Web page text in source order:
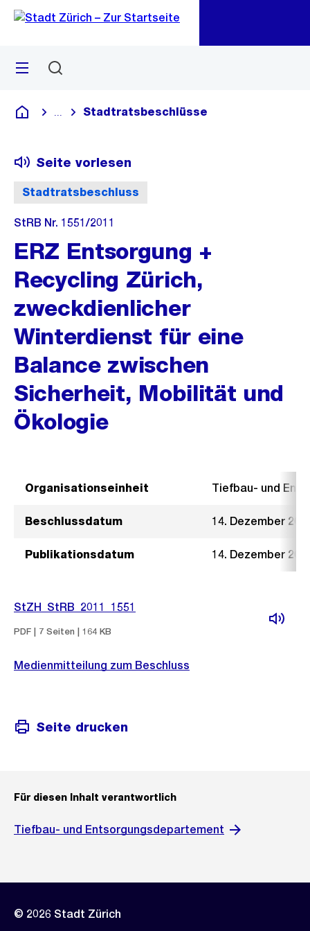
Navigation
Sprunglink
Menü
Deutsch
Blende alle Breadcrumbs ein
Stadtratsbeschlüsse
Stadtratsbeschluss
Seite vorlesen
StRB Nr. 1551/2011
ERZ Entsorgung +
Recycling Zürich,
zweckdienlicher
Winterdienst für eine
Balance zwischen
Sicherheit, Mobilität und
Ökologie
Organisationseinheit Tiefbau- und
Beschlussdatum 14. Dezember
Publikationsdatum 14. Dezember
StZH_StRB_2011_1551
PDF | 7 Seiten | 164 KB
Medienmitteilung zum Beschluss
Seite drucken
Für diesen Inhalt verantwortlich
Tiefbau- und Entsorgungsdepartement
© 2026 Stadt Zürich